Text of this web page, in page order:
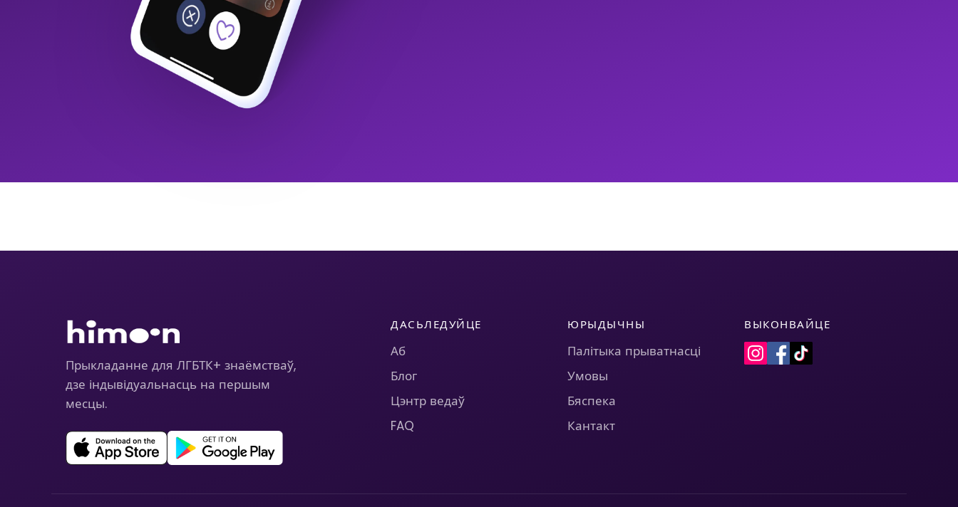
Прыкладанне для ЛГБТК+ знаёмстваў,
дзе індывідуальнасць на першым
месцы.
ДАСЬЛЕДУЙЦЕ
Аб
Блог
Цэнтр ведаў
FAQ
ЮРЫДЫЧНЫ
Палітыка прыватнасці
Умовы
Бяспека
Кантакт
ВЫКОНВАЙЦЕ